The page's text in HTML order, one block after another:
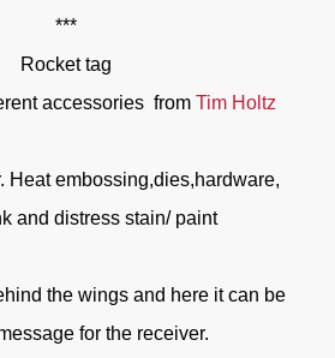
***
Rocket tag
accessories from Tim Holtz
Heat embossing,dies,hardware,
and distress stain/ paint
the wings and here it can be
for the receiver.